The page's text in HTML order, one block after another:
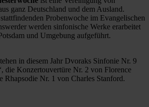
ganz Deutschland und dem Ausland.
Probenwoche im Evangelischen
werden sinfonische Werke erarbeitet
und Umgebung aufgeführt.
in diesem Jahr Dvoraks Sinfonie Nr. 9
die Konzertouvertüre Nr. 2 von Florence
Rhapsodie Nr. 1 von Charles Stanford.